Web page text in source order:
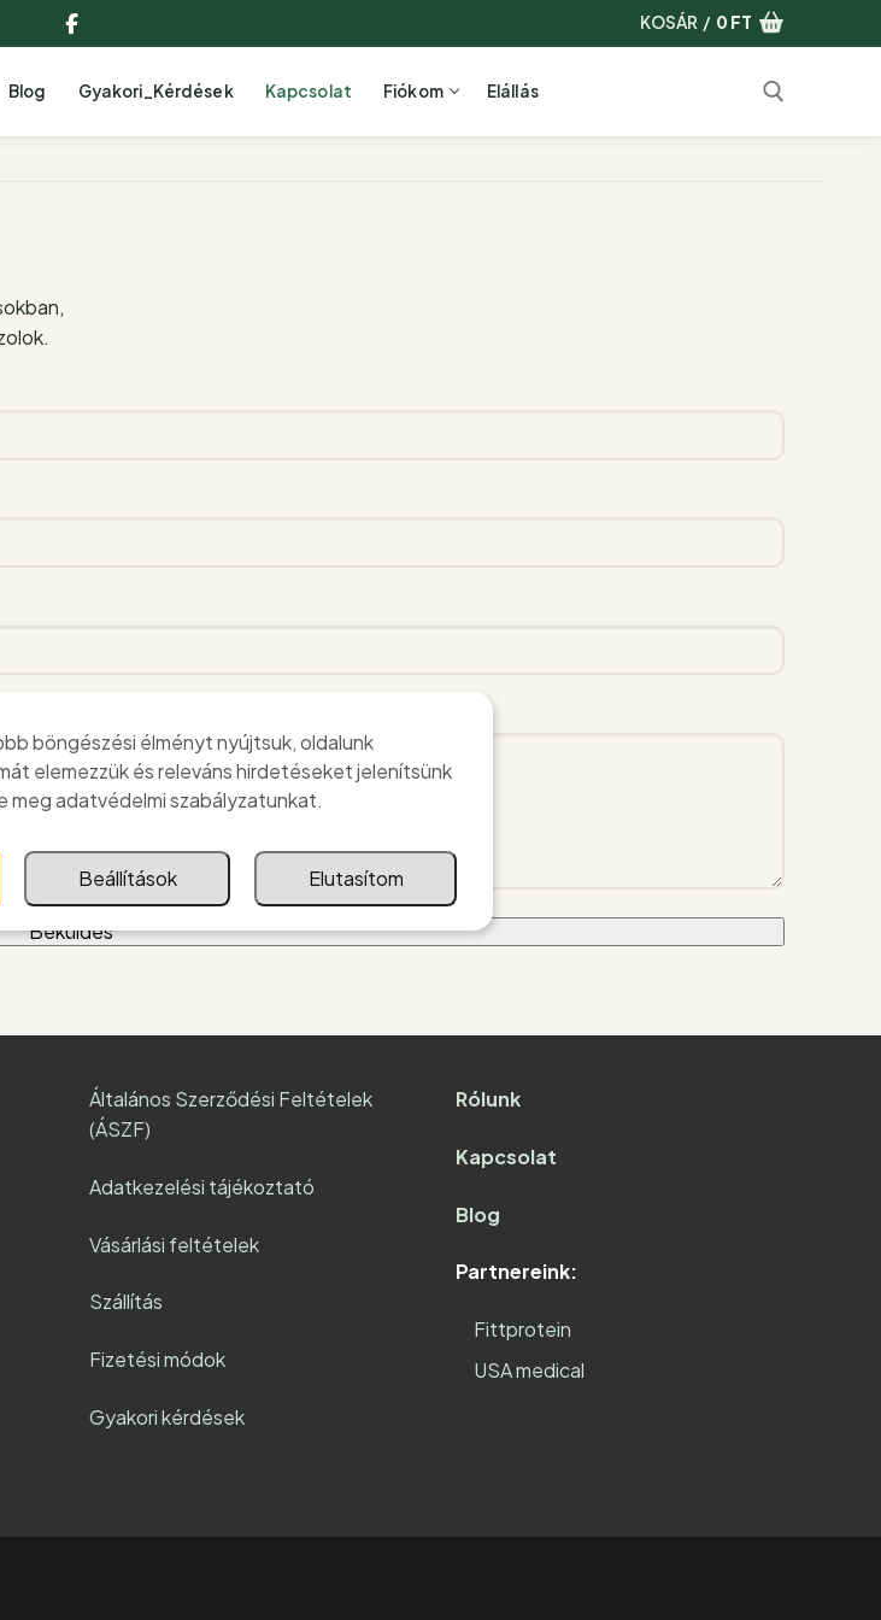
Facebook
KOSÁR / 0 FT
Blog Gyakori_Kérdések Kapcsolat Fiókom Elállás
Általános Szerződési Feltételek
(ÁSZF)
Adatkezelési tájékoztató
Vásárlási feltételek
Szállítás
Fizetési módok
Gyakori kérdések
Rólunk
Kapcsolat
Blog
Partnereink:
Fittprotein
USA medical
böngészési élményt nyújtsuk, oldalunk
elemezzük és releváns hirdetéseket jelenítsünk
adatvédelmi szabályzatunkat.
Beállítások Elutasítom